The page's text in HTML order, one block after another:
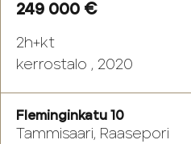
249 000 €
2h+kt
kerrostalo , 2020
Fleminginkatu 10
Tammisaari, Raasepori